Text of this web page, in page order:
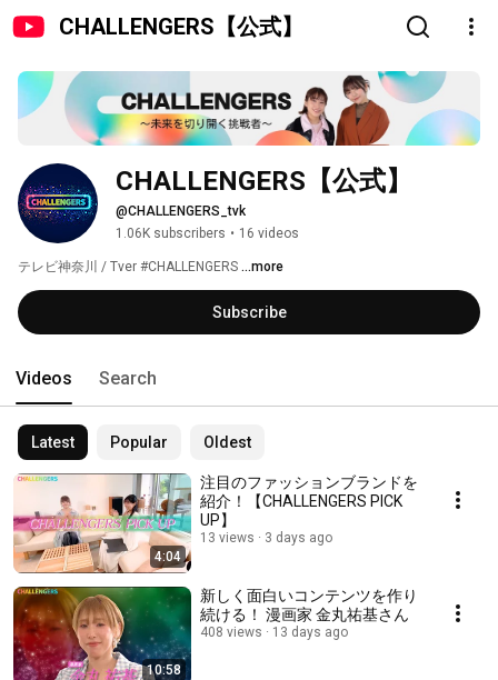
CHALLENGERS【公式】
CHALLENGERS【公式】
@CHALLENGERS_tvk
1.06K subscribers • 16 videos
テレビ神奈川 / Tver #CHALLENGERS ...more
Subscribe
Videos Search
Latest Popular Oldest
4:04
注目のファッションブランドを
紹介！【CHALLENGERS PICK
UP】
13 views 3 days ago
10:58
新しく面白いコンテンツを作り
続ける！ 漫画家 金丸祐基さん
408 views 13 days ago